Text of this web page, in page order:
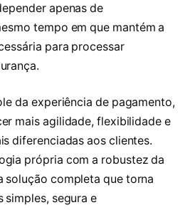
apenas de
tempo em que mantém a
para processar
da experiência de pagamento,
mais agilidade, flexibilidade e
diferenciadas aos clientes.
própria com a robustez da
solução completa que torna
simples, segura e